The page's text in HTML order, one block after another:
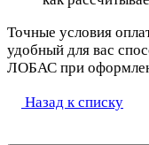
Точные условия
удобный для вас
ЛОБАС при
Назад к списку